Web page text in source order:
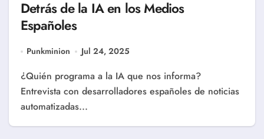
Detrás de la IA en los Medios
Españoles
Punkminion Jul 24, 2025
¿Quién programa a la IA que nos informa?
Entrevista con desarrolladores españoles de noticias
automatizadas...